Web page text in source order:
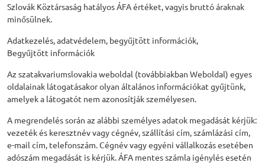
Szlovák Köztársaság hatályos ÁFA értéket, vagyis bruttó áraknak
minősülnek.
Adatkezelés, adatvédelem, begyűjtött információk,
Begyűjtött információk
Az szatakvariumslovakia weboldal (továbbiakban Weboldal) egyes
oldalainak látogatásakor olyan általános információkat gyűjtünk,
amelyek a látogatót nem azonosítják személyesen.
A megrendelés során az alábbi személyes adatok megadását kérjük:
vezeték és keresztnév vagy cégnév, szállítási cím, számlázási cím,
e-mail cím, telefonszám. Cégnév vagy egyéni vállalkozás esetében
adószám megadását is kérjük. ÁFA mentes számla igénylés esetén